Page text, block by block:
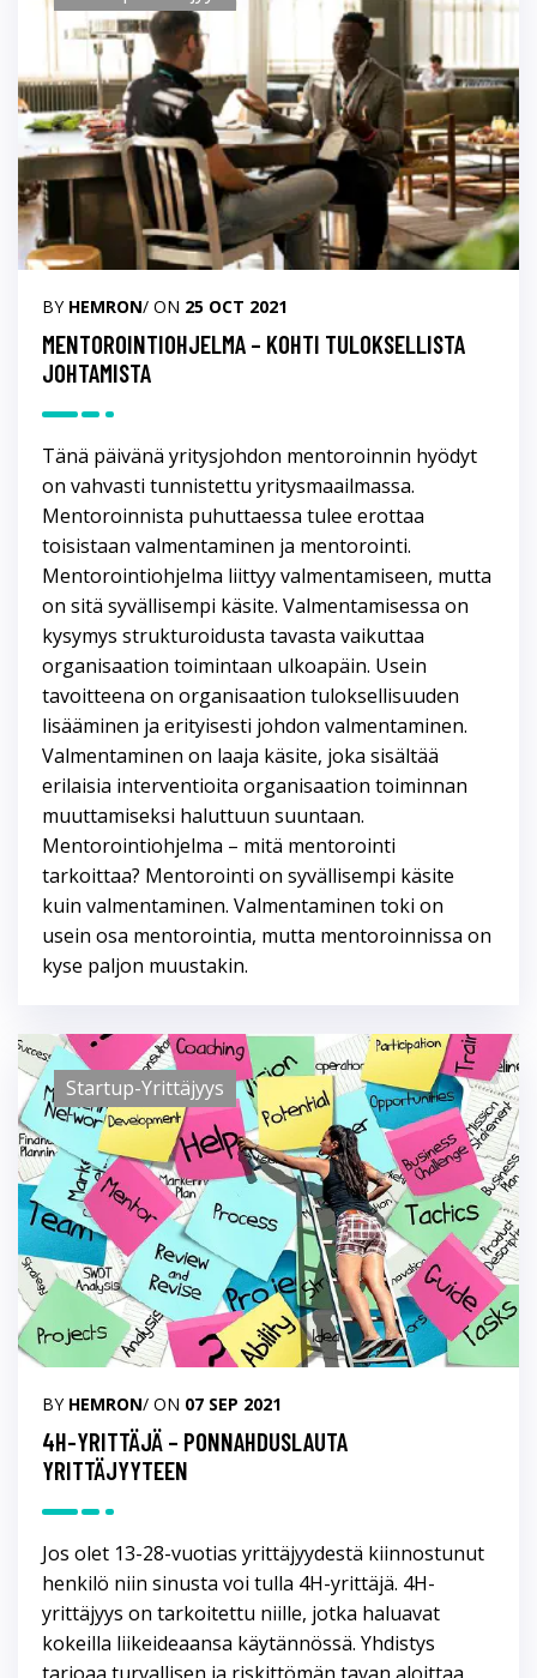
BY HEMRON/ ON 25 OCT 2021
MENTOROINTIOHJELMA – KOHTI TULOKSELLISTA
JOHTAMISTA
Tänä päivänä yritysjohdon mentoroinnin hyödyt
on vahvasti tunnistettu yritysmaailmassa.
Mentoroinnista puhuttaessa tulee erottaa
toisistaan valmentaminen ja mentorointi.
Mentorointiohjelma liittyy valmentamiseen, mutta
on sitä syvällisempi käsite. Valmentamisessa on
kysymys strukturoidusta tavasta vaikuttaa
organisaation toimintaan ulkoapäin. Usein
tavoitteena on organisaation tuloksellisuuden
lisääminen ja erityisesti johdon valmentaminen.
Valmentaminen on laaja käsite, joka sisältää
erilaisia interventioita organisaation toiminnan
muuttamiseksi haluttuun suuntaan.
Mentorointiohjelma – mitä mentorointi
tarkoittaa? Mentorointi on syvällisempi käsite
kuin valmentaminen. Valmentaminen toki on
usein osa mentorointia, mutta mentoroinnissa on
kyse paljon muustakin.
Startup-Yrittäjyys
BY HEMRON/ ON 07 SEP 2021
4H-YRITTÄJÄ – PONNAHDUSLAUTA
YRITTÄJYYTEEN
Jos olet 13-28-vuotias yrittäjyydestä kiinnostunut
henkilö niin sinusta voi tulla 4H-yrittäjä. 4H-
yrittäjyys on tarkoitettu niille, jotka haluavat
kokeilla liikeideaansa käytännössä. Yhdistys